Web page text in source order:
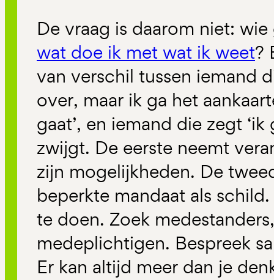
De vraag is daarom niet:
wat doe ik met wat ik weet?
van verschil tussen iemand
over, maar ik ga het
gaat’, en iemand die zegt
zwijgt. De eerste neemt
zijn mogelijkheden. De
beperkte mandaat als
te doen. Zoek
medeplichtigen. Bespreek
Er kan altijd meer dan je